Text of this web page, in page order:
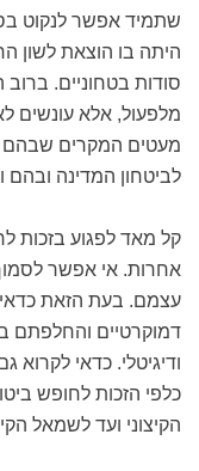
שתמיד אפשר לנקוט
היתה בו הוצאת לשון
סודות בטחוניים. ברוב
מלפעול, אלא עונשים
מעטים המקרים שבהם
לביטחון המדינה
קל מאד לפגוע בזכות
אחרות. אי אפשר
עצמם. בעת הזאת כדאי
דמוקרטיים והחלפתם
ודיגיטלי. כדאי לקרוא
כלפי הזכות לחופש
הקיצוני ועד לשמאל